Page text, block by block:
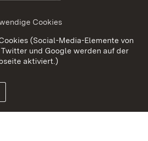
Barrierefreiheit
Cookies
Cookies
(Social-Media-Elemente von
und Google werden auf der
aktiviert.)